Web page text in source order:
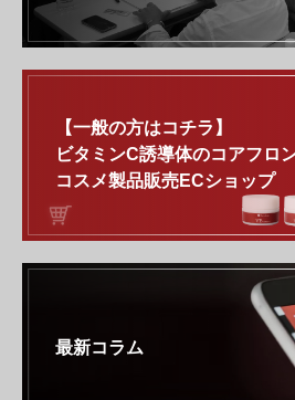
【一般の方はコチラ】
ビタミンC誘導体のコアフロ
コスメ製品販売ECショップ
最新コラム